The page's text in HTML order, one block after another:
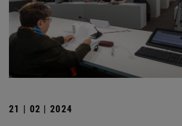
21 | 02 | 2024